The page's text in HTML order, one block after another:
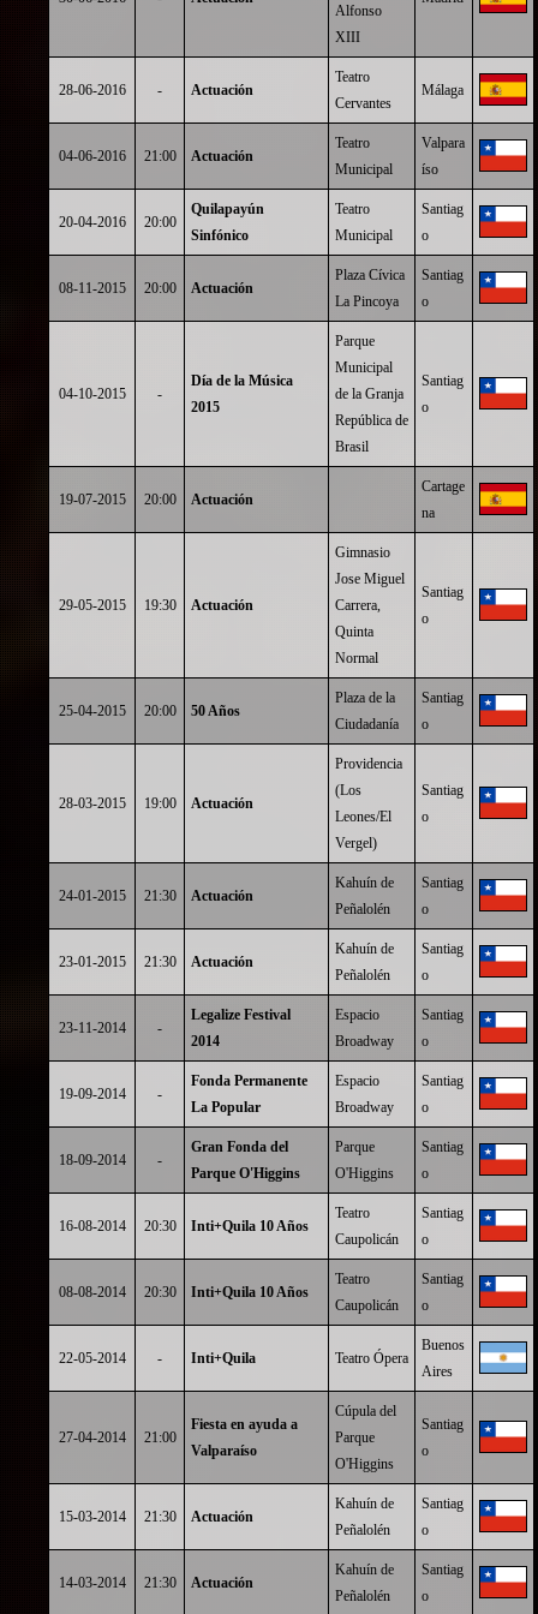
Alfonso
XIII
28-06-2016 - Actuación
Teatro
Cervantes
Málaga
04-06-2016 21:00 Actuación
Teatro
Municipal
Valpara
íso
20-04-2016 20:00
Quilapayún
Sinfónico
Teatro
Municipal
Santiag
o
08-11-2015 20:00 Actuación
Plaza Cívica
La Pincoya
Santiag
o
04-10-2015 -
Día de la Música
2015
Parque
Municipal
de la Granja
República de
Brasil
Santiag
o
19-07-2015 20:00 Actuación
Cartage
na
29-05-2015 19:30 Actuación
Gimnasio
Jose Miguel
Carrera,
Quinta
Normal
Santiag
o
25-04-2015 20:00 50 Años
Plaza de la
Ciudadanía
Santiag
o
28-03-2015 19:00 Actuación
Providencia
(Los
Leones/El
Vergel)
Santiag
o
24-01-2015 21:30 Actuación
Kahuín de
Peñalolén
Santiag
o
23-01-2015 21:30 Actuación
Kahuín de
Peñalolén
Santiag
o
23-11-2014 -
Legalize Festival
2014
Espacio
Broadway
Santiag
o
19-09-2014 -
Fonda Permanente
La Popular
Espacio
Broadway
Santiag
o
18-09-2014 -
Gran Fonda del
Parque O'Higgins
Parque
O'Higgins
Santiag
o
16-08-2014 20:30 Inti+Quila 10 Años
Teatro
Caupolicán
Santiag
o
08-08-2014 20:30 Inti+Quila 10 Años
Teatro
Caupolicán
Santiag
o
22-05-2014 - Inti+Quila Teatro Ópera
Buenos
Aires
27-04-2014 21:00
Fiesta en ayuda a
Valparaíso
Cúpula del
Parque
O'Higgins
Santiag
o
15-03-2014 21:30 Actuación
Kahuín de
Peñalolén
Santiag
o
14-03-2014 21:30 Actuación
Kahuín de
Peñalolén
Santiag
o